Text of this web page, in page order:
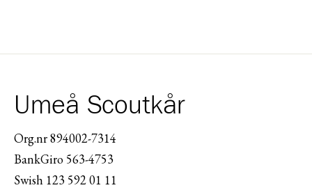
Umeå Scoutkår
Org.nr 894002-7314
BankGiro 563-4753
Swish 123 592 01 11